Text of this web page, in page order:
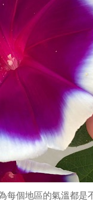
個地區的氣溫都是